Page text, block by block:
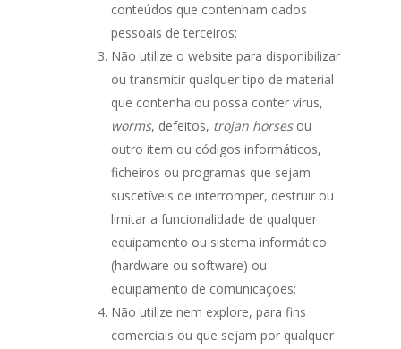
conteúdos que contenham dados
pessoais de terceiros;
Não utilize o website para disponibilizar
ou transmitir qualquer tipo de material
que contenha ou possa conter vírus,
worms, defeitos, trojan horsesou
outro item ou códigos informáticos,
ficheiros ou programas que sejam
suscetíveis de interromper, destruir ou
limitar a funcionalidade de qualquer
equipamento ou sistema informático
(hardware ou software) ou
equipamento de comunicações;
Não utilize nem explore, para fins
comerciais ou que sejam por qualquer